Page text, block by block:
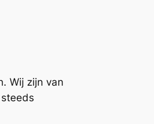
Wij zijn van